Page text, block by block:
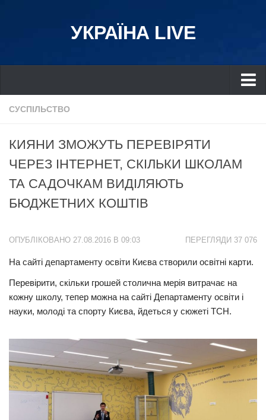
УКРАЇНА LIVE
Україна
Дніпро
Львів
Івано-Франківськ
Харків
Одеса
Схід
Прикарпаття
Економіка
Цікаво
Наука
Технології
СУСПІЛЬСТВО
КИЯНИ ЗМОЖУТЬ ПЕРЕВІРЯТИ
ЧЕРЕЗ ІНТЕРНЕТ, СКІЛЬКИ ШКОЛАМ
ТА САДОЧКАМ ВИДІЛЯЮТЬ
БЮДЖЕТНИХ КОШТІВ
ПЕРЕГЛЯДИ 37 076
ОПУБЛІКОВАНО 27.08.2016 В 09:03
На сайті департаменту освіти Києва створили освітні карти.
Перевірити, скільки грошей столична мерія витрачає на
кожну школу, тепер можна на сайті Департаменту освіти і
науки, молоді та спорту Києва, йдеться у сюжеті ТСН.